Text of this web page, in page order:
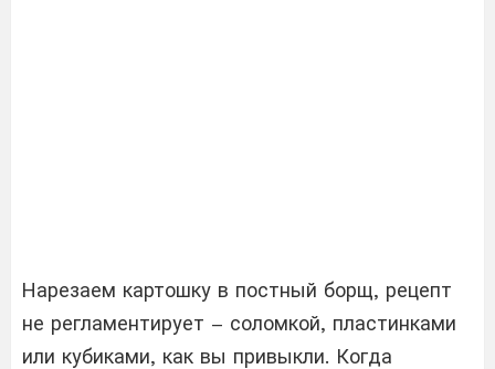
Нарезаем картошку в постный борщ, рецепт
не регламентирует – соломкой, пластинками
или кубиками, как вы привыкли. Когда